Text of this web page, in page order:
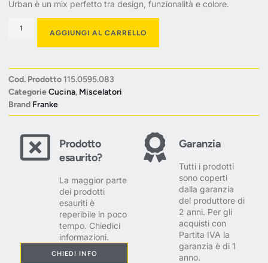
Urban è un mix perfetto tra design, funzionalità e colore.
AGGIUNGI AL CARRELLO
Cod. Prodotto115.0595.083
CategorieCucina, Miscelatori
Brand Franke
Prodotto
esaurito?
La maggior parte
dei prodotti
esauriti è
reperibile in poco
tempo. Chiedici
informazioni.
CHIEDI INFO
Garanzia
Tutti i prodotti
sono coperti
dalla garanzia
del produttore di
2 anni. Per gli
acquisti con
Partita IVA la
garanzia è di 1
anno.